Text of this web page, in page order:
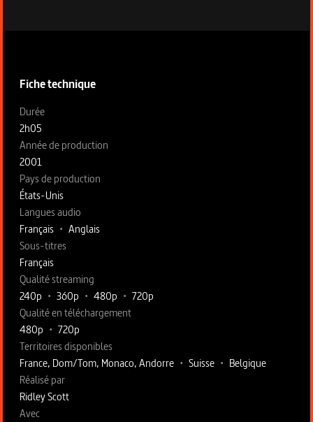
Fiche technique
Fiche technique section gauche
Durée
2h05
Année de production
2001
Pays de production
États-Unis
Langues audio
Français • Anglais
Sous-titres
Français
Qualité streaming
240p • 360p • 480p • 720p
Qualité en téléchargement
480p • 720p
Territoires disponibles
France, Dom/Tom, Monaco, Andorre • Suisse • Belgique
Fiche technique section droite
Réalisé par
Ridley Scott
Avec